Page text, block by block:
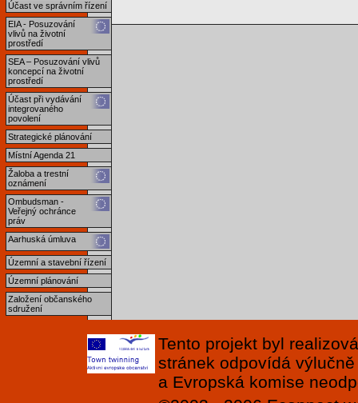
Účast ve správním řízení
EIA - Posuzování
vlivů na životní
prostředí
SEA – Posuzování vlivů
koncepcí na životní
prostředí
Účast při vydávání
integrovaného
povolení
Strategické plánování
Místní Agenda 21
Žaloba a trestní
oznámení
Ombudsman -
Veřejný ochránce
práv
Aarhuská úmluva
Územní a stavební řízení
Územní plánování
Založení občanského
sdružení
Tento projekt byl
stránek odpovídá
a Evropská komise